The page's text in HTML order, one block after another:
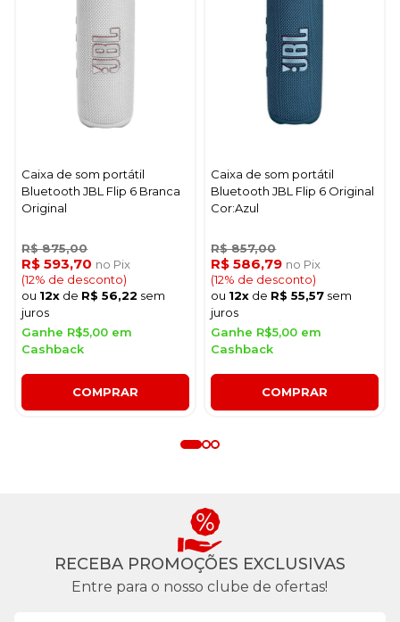
Caixa de som portátil
Bluetooth JBL Flip 6 Branca
Original
R$ 875,00
R$ 593,70 no Pix
(12% de desconto)
ou 12x de R$ 56,22 sem
juros
Ganhe R$5,00 em
Cashback
COMPRAR
Caixa de som portátil
Bluetooth JBL Flip 6 Original
Cor:Azul
R$ 857,00
R$ 586,79 no Pix
(12% de desconto)
ou 12x de R$ 55,57 sem
juros
Ganhe R$5,00 em
Cashback
COMPRAR
RECEBA PROMOÇÕES EXCLUSIVAS
Entre para o nosso clube de ofertas!